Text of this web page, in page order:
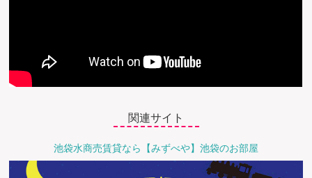
関連サイト
池袋水商売賃貸なら【みずべや】池袋のお部屋